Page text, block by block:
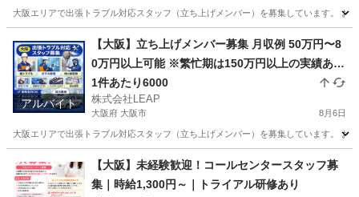
大阪エリアで出張トラブル対応スタッフ（立ち上げメンバー）を募集しています。
その他 トラブル
アルバイト
【大阪】立ち上げメンバー募集 月収例 50万円〜8
0万円以上可能 ※繁忙期は150万円以上の実績あり
完全出来高制 1件あたり平均10,000円 1日2〜7件
程度の対応 日収目安：20,000円〜70,000円
1件あたり6000
株式会社LEAP
大阪府 大阪市 8月6日
大阪エリアで出張トラブル対応スタッフ（立ち上げメンバー）を募集しています。
その他 スタッフ
【大阪】未経験歓迎！コールセンタースタッフ募
集｜時給1,300円～｜トライアル研修あり